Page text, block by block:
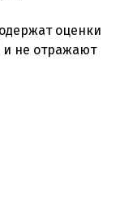
оценки
и не отражают